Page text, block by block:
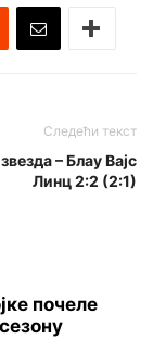
Следећи текст
– Блау Вајс
Линц 2:2 (2:1)
почеле